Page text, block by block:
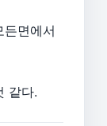
면에서
같다.